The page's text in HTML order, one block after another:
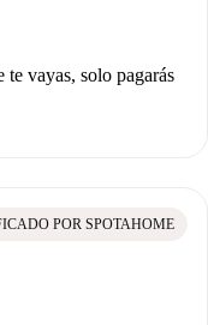
te vayas, solo pagarás
POR SPOTAHOME